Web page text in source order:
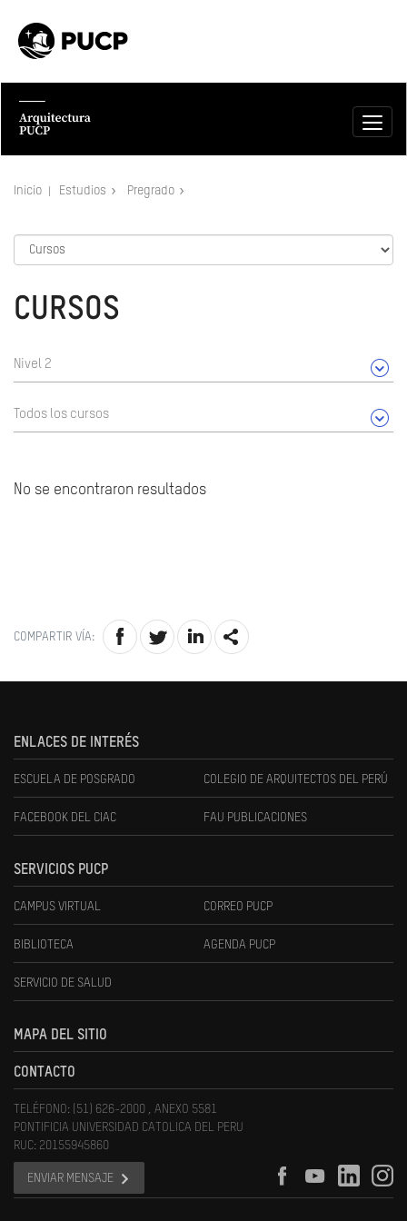
Inicio Estudios Pregrado
CURSOS
Nivel 2
Todos los cursos
No se encontraron resultados
COMPARTIR VÍA:
ENLACES DE INTERÉS
ESCUELA DE POSGRADO COLEGIO DE ARQUITECTOS DEL PERÚ
FACEBOOK DEL CIAC FAU PUBLICACIONES
SERVICIOS PUCP
CAMPUS VIRTUAL CORREO PUCP
BIBLIOTECA AGENDA PUCP
SERVICIO DE SALUD
MAPA DEL SITIO
CONTACTO
TELÉFONO: (51) 626-2000 , ANEXO 5581
PONTIFICIA UNIVERSIDAD CATOLICA DEL PERU
RUC: 20155945860
ENVIAR MENSAJE